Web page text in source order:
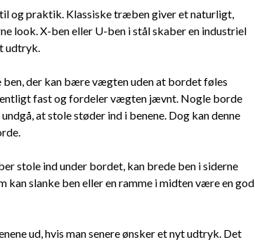
og praktik. Klassiske træben giver et naturligt,
look. X-ben eller U-ben i stål skaber en industriel
udtryk.
der kan bære vægten uden at bordet føles
fast og fordeler vægten jævnt. Nogle borde
at stole støder ind i benene. Dog kan denne
stole ind under bordet, kan brede ben i siderne
slanke ben eller en ramme i midten være en god
ud, hvis man senere ønsker et nyt udtryk. Det